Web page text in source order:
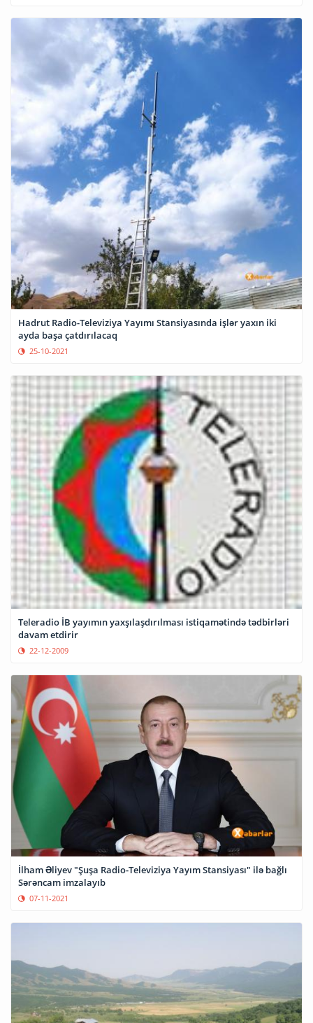
Hadrut Radio-Televiziya Yayımı Stansiyasında işlər yaxın iki
ayda başa çatdırılacaq
25-10-2021
Teleradio İB yayımın yaxşılaşdırılması istiqamətində tədbirləri
davam etdirir
22-12-2009
İlham Əliyev "Şuşa Radio-Televiziya Yayım Stansiyası" ilə bağlı
Sərəncam imzalayıb
07-11-2021